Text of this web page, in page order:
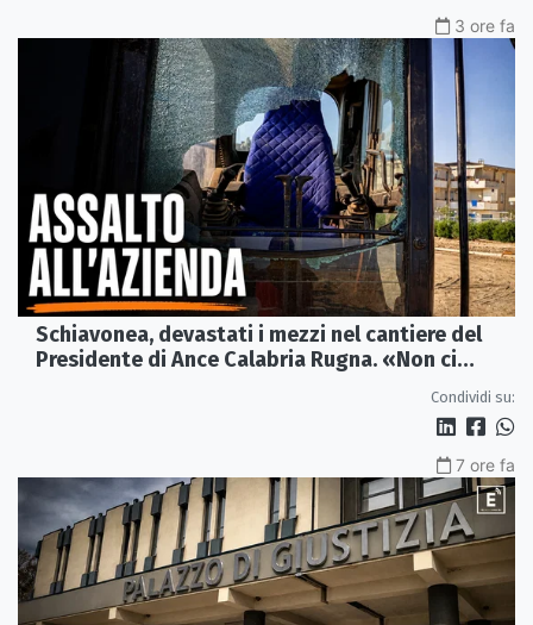
3 ore fa
Schiavonea, devastati i mezzi nel cantiere del
Presidente di Ance Calabria Rugna. «Non ci
Condividi su:
7 ore fa